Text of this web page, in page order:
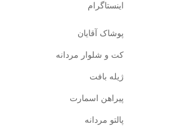
اینستاگرام
پوشاک آقایان
کت و شلوار مردانه
ژیله بافت
پیراهن اسمارت
پالتو مردانه